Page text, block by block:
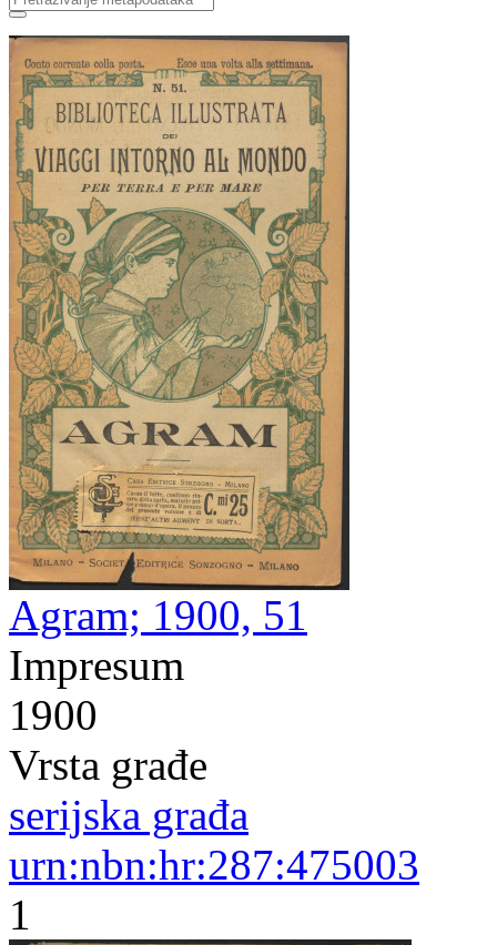
Agram; 1900, 51
Impresum
1900
Vrsta građe
serijska građa
urn:nbn:hr:287:475003
1